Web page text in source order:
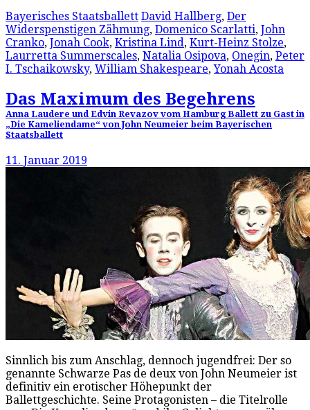
Bayerisches Staatsballett David Hallberg, Der
Widerspenstigen Zähmung, Domenico Scarlatti, John
Cranko, Jonah Cook, Kristina Lind, Kurt-Heinz Stolze,
Laurretta Summerscales, Natalia Osipova, Onegin, Peter
I. Tschaikowsky, William Shakespeare,Yonah Acosta
Das Maximum des Begehrens
Anna Laudere und Edvin Revazov vom Hamburg Ballett zu Gast in
„Die Kameliendame“ von John Neumeier beim Bayerischen
Staatsballett
11. Januar 2019
Sinnlich bis zum Anschlag, dennoch jugendfrei: Der so
genannte Schwarze Pas de deux von John Neumeier ist
definitiv ein erotischer Höhepunkt der
Ballettgeschichte. Seine Protagonisten – die Titelrolle